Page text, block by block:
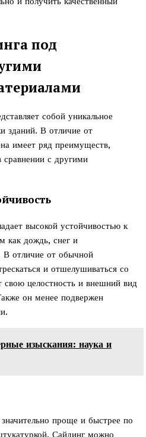
под
собой уникальное
зданий. В отличие от
имеет ряд преимуществ,
сравнении с другими
высокой устойчивостью к
как дождь, снег и
В отличие от обычной
и отшелушиваться со
свою целостность и внешний вид
он менее подвержен
изыскания: наука и
проще и быстрее по
Сайдинг можно